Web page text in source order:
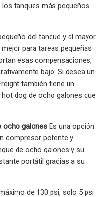
tanques más pequeños
del tanque y el mayor
para tareas pequeñas
esas compensaciones,
bajo. Si desea un
también tiene un
dog de ocho galones que
ocho galones Es una opción
compresor potente y
de ocho galones y su
portátil gracias a su
de 130 psi, solo 5 psi